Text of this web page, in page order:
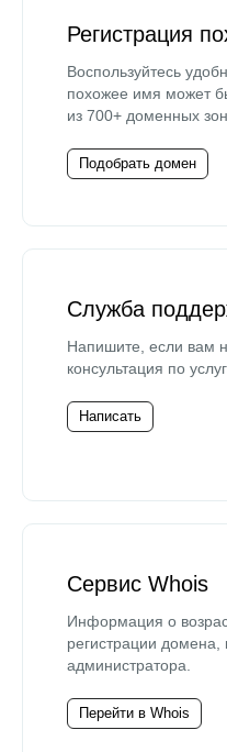
Регистрация
Воспользуйтесь
похожее имя может
из 700+ доменных зон.
Подобрать домен
Служба
Напишите, если вам
консультация по
Написать
Сервис Whois
Информация о
регистрации домена,
администратора.
Перейти в Whois